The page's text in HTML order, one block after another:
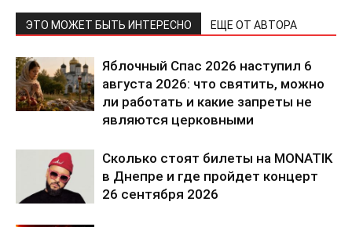
ЭТО МОЖЕТ БЫТЬ ИНТЕРЕСНО ЕЩЕ ОТ АВТОРА
Яблочный Спас 2026 наступил 6
августа 2026: что святить, можно
ли работать и какие запреты не
являются церковными
Сколько стоят билеты на MONATIK
в Днепре и где пройдет концерт
26 сентября 2026